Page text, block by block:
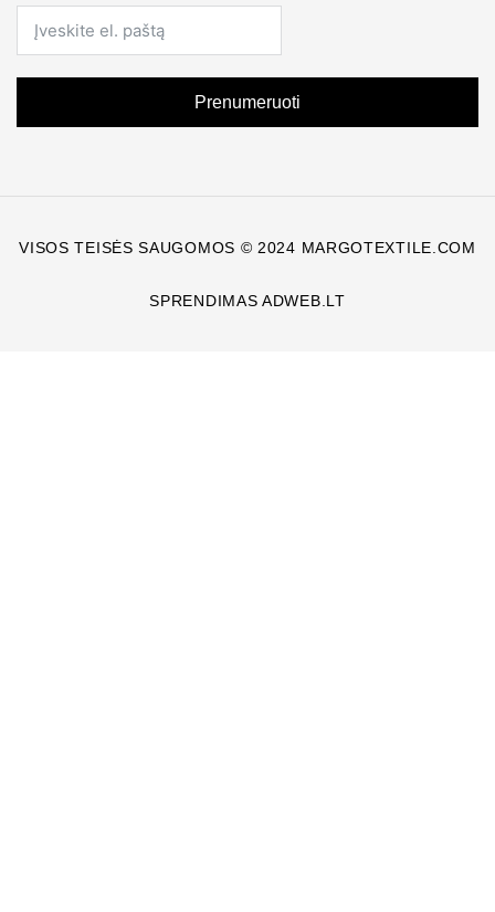
Prenumeruoti
VISOS TEISĖS SAUGOMOS © 2024 MARGOTEXTILE.COM
SPRENDIMAS ADWEB.LT